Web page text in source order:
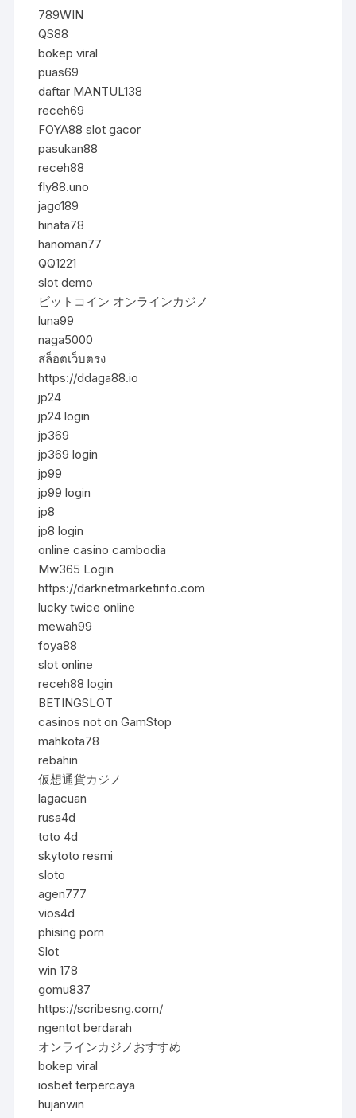
789WIN
QS88
bokep viral
puas69
daftar MANTUL138
receh69
FOYA88 slot gacor
pasukan88
receh88
fly88.uno
jago189
hinata78
hanoman77
QQ1221
slot demo
ビットコイン オンラインカジノ
luna99
naga5000
สล็อตเว็บตรง
https://ddaga88.io
jp24
jp24 login
jp369
jp369 login
jp99
jp99 login
jp8
jp8 login
online casino cambodia
Mw365 Login
https://darknetmarketinfo.com
lucky twice online
mewah99
foya88
slot online
receh88 login
BETINGSLOT
casinos not on GamStop
mahkota78
rebahin
仮想通貨カジノ
lagacuan
rusa4d
toto 4d
skytoto resmi
sloto
agen777
vios4d
phising porn
Slot
win 178
gomu837
https://scribesng.com/
ngentot berdarah
オンラインカジノおすすめ
bokep viral
iosbet terpercaya
hujanwin